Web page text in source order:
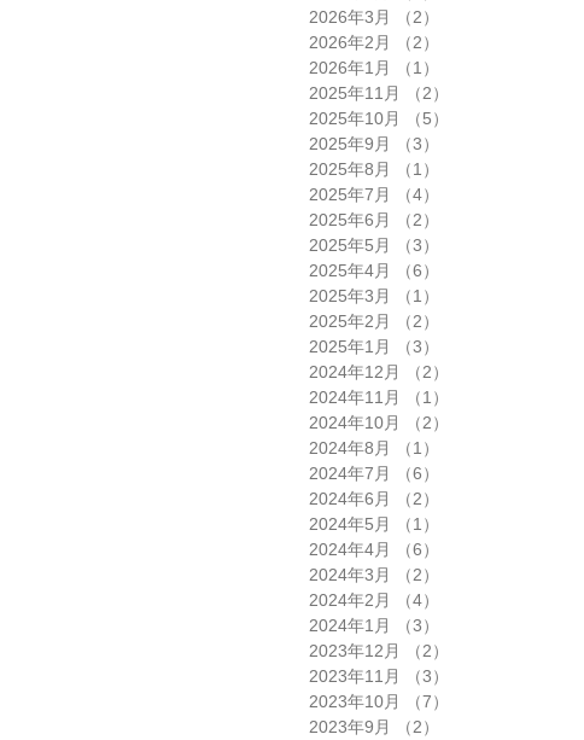
2026年3月
（2）
2026年2月
（2）
2026年1月
（1）
2025年11月
（2）
2025年10月
（5）
2025年9月
（3）
2025年8月
（1）
2025年7月
（4）
2025年6月
（2）
2025年5月
（3）
2025年4月
（6）
2025年3月
（1）
2025年2月
（2）
2025年1月
（3）
2024年12月
（2）
2024年11月
（1）
2024年10月
（2）
2024年8月
（1）
2024年7月
（6）
2024年6月
（2）
2024年5月
（1）
2024年4月
（6）
2024年3月
（2）
2024年2月
（4）
2024年1月
（3）
2023年12月
（2）
2023年11月
（3）
2023年10月
（7）
2023年9月
（2）